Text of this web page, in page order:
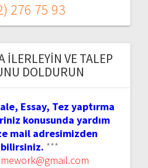
276 75 93
İLERLEYIN VE TALEP
DOLDURUN
Essay, Tez yaptırma
konusunda yardım
mail adresimizden
***